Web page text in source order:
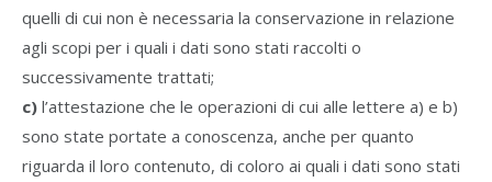
quelli di cui non è necessaria la conservazione in relazione
agli scopi per i quali i dati sono stati raccolti o
successivamente trattati;
c) l’attestazione che le operazioni di cui alle lettere a) e b)
sono state portate a conoscenza, anche per quanto
riguarda il loro contenuto, di coloro ai quali i dati sono stati